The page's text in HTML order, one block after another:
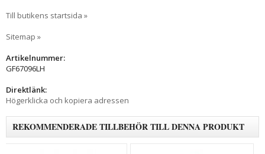
Till butikens startsida »
Sitemap »
Artikelnummer:
GF67096LH
Direktlänk:
Högerklicka och kopiera adressen
REKOMMENDERADE TILLBEHÖR TILL DENNA PRODUKT